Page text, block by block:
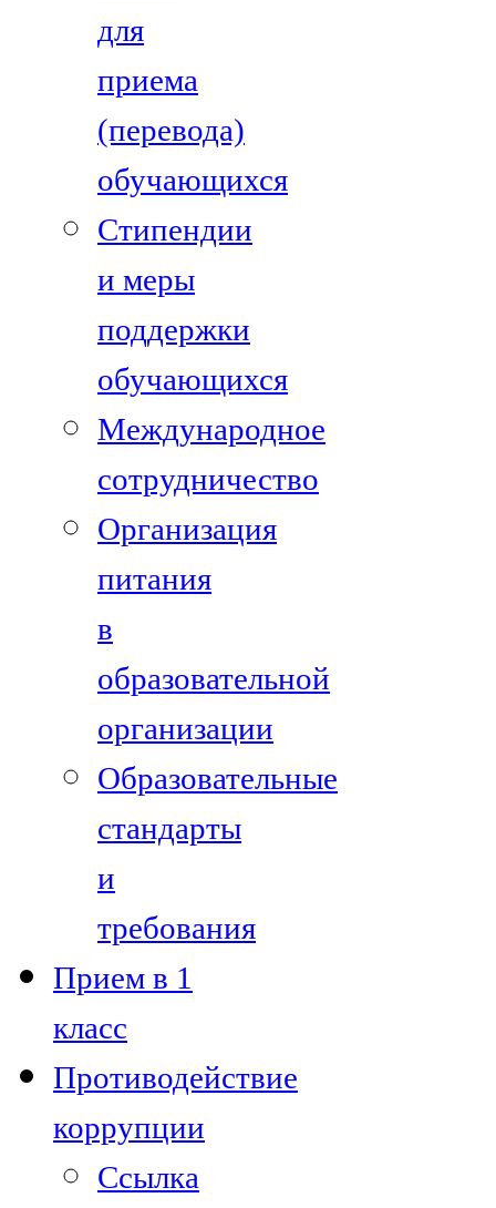
для
приема
(перевода)
обучающихся
Стипендии
и меры
поддержки
обучающихся
Международное
сотрудничество
Организация
питания
в
образовательной
организации
Образовательные
стандарты
и
требования
Прием в 1
класс
Противодействие
коррупции
Ссылка